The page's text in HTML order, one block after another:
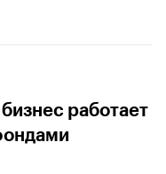
работает